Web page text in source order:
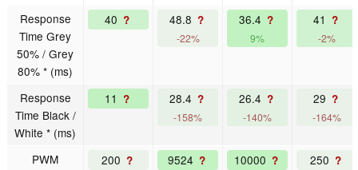
Response
Time Grey
50% / Grey
80% * (ms)
40 ? 48.8 ?
-22%
36.4 ?
9%
41 ?
-2%
Response
Time Black /
White * (ms)
11 ? 28.4 ?
-158%
26.4 ?
-140%
29 ?
-164%
PWM
200 ? 9524 ? 10000 ? 250 ?